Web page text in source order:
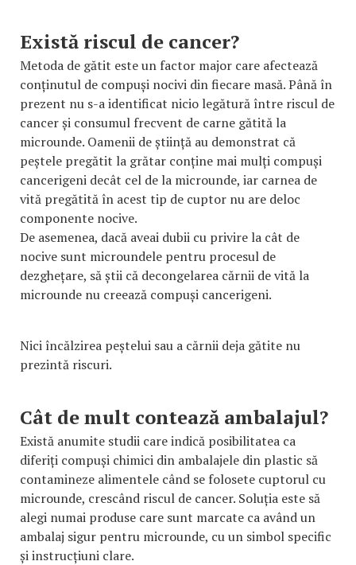
Există riscul de cancer?
Metoda de gătit este un factor major care afectează
conținutul de compuși nocivi din fiecare masă. Până în
prezent nu s-a identificat nicio legătură între riscul de
cancer și consumul frecvent de carne gătită la
microunde. Oamenii de știință au demonstrat că
peștele pregătit la grătar conține mai mulți compuși
cancerigeni decât cel de la microunde, iar carnea de
vită pregătită în acest tip de cuptor nu are deloc
componente nocive.
De asemenea, dacă aveai dubii cu privire la cât de
nocive sunt microundele pentru procesul de
dezghețare, să știi că decongelarea cărnii de vită la
microunde nu creează compuși cancerigeni.
Nici încălzirea peștelui sau a cărnii deja gătite nu
prezintă riscuri.
Cât de mult contează ambalajul?
Există anumite studii care indică posibilitatea ca
diferiți compuși chimici din ambalajele din plastic să
contamineze alimentele când se folosete cuptorul cu
microunde, crescând riscul de cancer. Soluția este să
alegi numai produse care sunt marcate ca având un
ambalaj sigur pentru microunde, cu un simbol specific
și instrucțiuni clare.